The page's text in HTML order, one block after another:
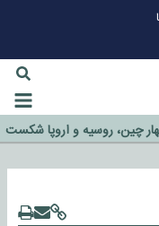
چین، روسیه و اروپا شکست